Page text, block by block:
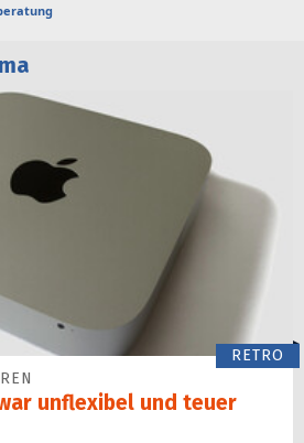
RETRO
unflexibel und teuer